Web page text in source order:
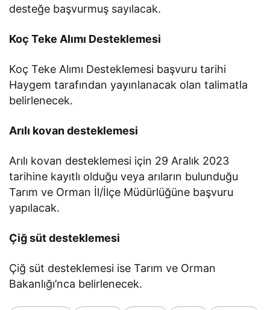
desteğe başvurmuş sayılacak.
Koç Teke Alımı Desteklemesi
Koç Teke Alımı Desteklemesi başvuru tarihi
Haygem tarafından yayınlanacak olan talimatla
belirlenecek.
Arılı kovan desteklemesi
Arılı kovan desteklemesi için 29 Aralık 2023
tarihine kayıtlı olduğu veya arıların bulunduğu
Tarım ve Orman İl/İlçe Müdürlüğüne başvuru
yapılacak.
Çiğ süt desteklemesi
Çiğ süt desteklemesi ise Tarım ve Orman
Bakanlığı’nca belirlenecek.